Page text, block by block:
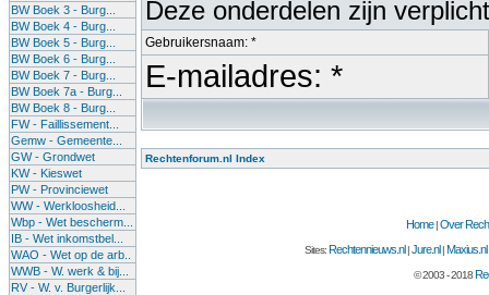
BW Boek 3 - Burg...
BW Boek 4 - Burg...
BW Boek 5 - Burg...
BW Boek 6 - Burg...
BW Boek 7 - Burg...
BW Boek 7a - Burg...
BW Boek 8 - Burg...
FW - Faillissement...
Gemw - Gemeente...
GW - Grondwet
KW - Kieswet
PW - Provinciewet
WW - Werkloosheid...
Wbp - Wet bescherm...
IB - Wet inkomstbel...
WAO - Wet op de arb..
WWB - W. werk & bij...
RV - W. v. Burgerlijk...
Deze onderdelen zijn verplicht
Gebruikersnaam: *
E-mailadres: *
Rechtenforum.nl Index
Home|Over
Sites:Rechtennieuws.nl |Jure.nl |Maxius.nl
© 2003 - 2018